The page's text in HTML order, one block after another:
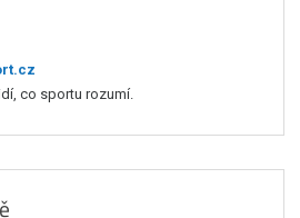
co sportu rozumí.